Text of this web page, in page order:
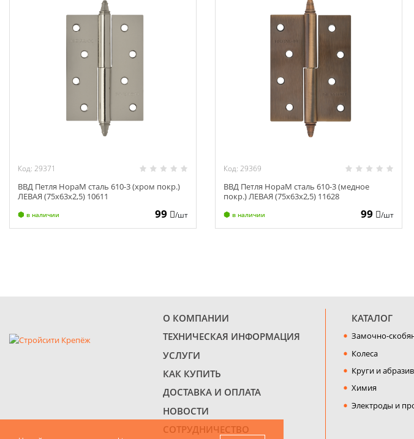
Код: 29371
ВВД Петля НораМ сталь 610-3 (хром покр.)
ЛЕВАЯ (75х63х2,5) 10611
в наличии 99 /шт
Код: 29369
ВВД Петля НораМ сталь 610-3 (медное
покр.) ЛЕВАЯ (75х63х2,5) 11628
в наличии 99 /шт
О КОМПАНИИ
ТЕХНИЧЕСКАЯ ИНФОРМАЦИЯ
УСЛУГИ
КАК КУПИТЬ
ДОСТАВКА И ОПЛАТА
НОВОСТИ
СОТРУДНИЧЕСТВО
КАТАЛОГ
Замочно-
Колеса
Круги и
Химия
Электроды и